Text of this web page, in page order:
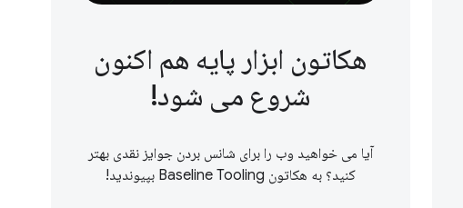
هکاتون ابزار پایه هم اکنون
شروع می شود!
آیا می خواهید وب را برای شانس بردن جوایز نقدی بهتر
کنید؟ به هکاتون Baseline Tooling بپیوندید!